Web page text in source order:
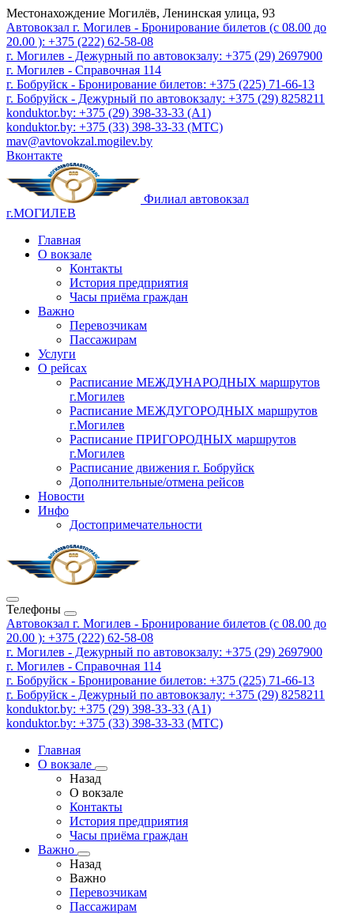
Местонахождение Могилёв, Ленинская улица, 93
Автовокзал г. Могилев - Бронирование билетов (с 08.00 до
20.00 ): +375 (222) 62-58-08
г. Могилев - Дежурный по автовокзалу: +375 (29) 2697900
г. Могилев - Справочная 114
г. Бобруйск - Бронирование билетов: +375 (225) 71-66-13
г. Бобруйск - Дежурный по автовокзалу: +375 (29) 8258211
konduktor.by: +375 (29) 398-33-33 (A1)
konduktor.by: +375 (33) 398-33-33 (МТС)
mav@avtovokzal.mogilev.by
Вконтакте
Филиал автовокзал
г.МОГИЛЕВ
Главная
О вокзале
Контакты
История предприятия
Часы приёма граждан
Важно
Перевозчикам
Пассажирам
Услуги
О рейсах
Расписание МЕЖДУНАРОДНЫХ маршрутов
г.Могилев
Расписание МЕЖДУГОРОДНЫХ маршрутов
г.Могилев
Расписание ПРИГОРОДНЫХ маршрутов
г.Могилев
Расписание движения г. Бобруйск
Дополнительные/отмена рейсов
Новости
Инфо
Достопримечательности
Телефоны
Автовокзал г. Могилев - Бронирование билетов (с 08.00 до
20.00 ): +375 (222) 62-58-08
г. Могилев - Дежурный по автовокзалу: +375 (29) 2697900
г. Могилев - Справочная 114
г. Бобруйск - Бронирование билетов: +375 (225) 71-66-13
г. Бобруйск - Дежурный по автовокзалу: +375 (29) 8258211
konduktor.by: +375 (29) 398-33-33 (A1)
konduktor.by: +375 (33) 398-33-33 (МТС)
Главная
О вокзале
Назад
О вокзале
Контакты
История предприятия
Часы приёма граждан
Важно
Назад
Важно
Перевозчикам
Пассажирам